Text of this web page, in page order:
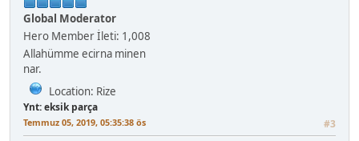
Global Moderator
Hero Memberİleti: 1,008
Allahümme ecirna minen
nar.
Location: Rize
Ynt: eksik parça
Temmuz 05, 2019, 05:35:38 ös #3